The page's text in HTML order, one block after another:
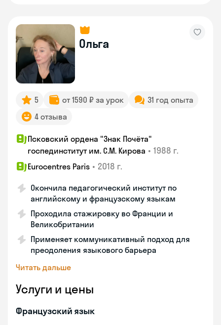
Ольга
5 от 1590 ₽ за урок
31 год опыта
4 отзыва
Псковский ордена "Знак Почёта"
госпединститут им. С.М. Кирова • 1988 г.
Eurocentres Paris • 2018 г.
Окончила педагогический институт по
английскому и французскому языкам
Проходила стажировку во Франции и
Великобритании
Применяет коммуникативный подход для
преодоления языкового барьера
Читать дальше
Услуги и цены
Французский язык